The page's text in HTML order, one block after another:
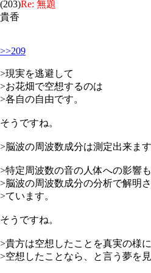
(203)Re: 無題
貴香
>>209
>現実を逃避して
>お花畑で空想するのは
>各自の自由です。
そうですね。
>脳波の周波数成分は測定出来ます
>特定周波数の音の人体への影響も
>脳波の周波数成分の分析で解明
>ています。
そうですね。
>貴方は空想したことを真実の様
>空想したことなら、と言う夢を